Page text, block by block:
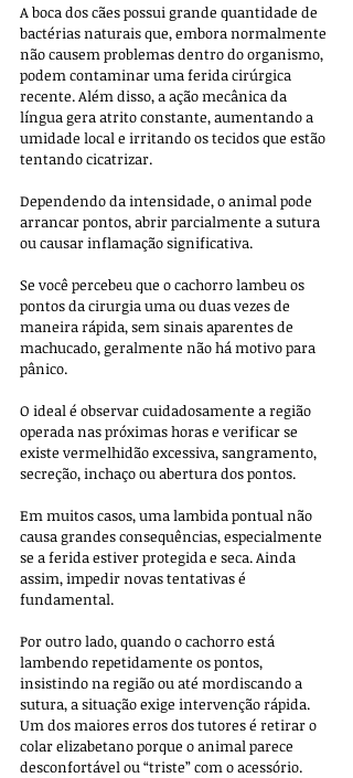
A boca dos cães possui grande quantidade de
bactérias naturais que, embora normalmente
não causem problemas dentro do organismo,
podem contaminar uma ferida cirúrgica
recente. Além disso, a ação mecânica da
língua gera atrito constante, aumentando a
umidade local e irritando os tecidos que estão
tentando cicatrizar.
Dependendo da intensidade, o animal pode
arrancar pontos, abrir parcialmente a sutura
ou causar inflamação significativa.
Se você percebeu que o cachorro lambeu os
pontos da cirurgia uma ou duas vezes de
maneira rápida, sem sinais aparentes de
machucado, geralmente não há motivo para
pânico.
O ideal é observar cuidadosamente a região
operada nas próximas horas e verificar se
existe vermelhidão excessiva, sangramento,
secreção, inchaço ou abertura dos pontos.
Em muitos casos, uma lambida pontual não
causa grandes consequências, especialmente
se a ferida estiver protegida e seca. Ainda
assim, impedir novas tentativas é
fundamental.
Por outro lado, quando o cachorro está
lambendo repetidamente os pontos,
insistindo na região ou até mordiscando a
sutura, a situação exige intervenção rápida.
Um dos maiores erros dos tutores é retirar o
colar elizabetano porque o animal parece
desconfortável ou “triste” com o acessório.